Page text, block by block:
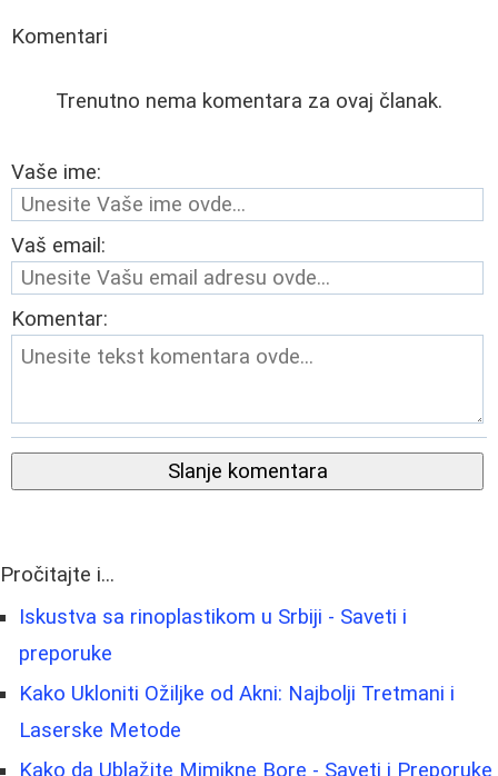
Komentari
Trenutno nema komentara za ovaj članak.
Vaše ime:
Vaš email:
Komentar:
Slanje komentara
Pročitajte i...
Iskustva sa rinoplastikom u Srbiji - Saveti i
preporuke
Kako Ukloniti Ožiljke od Akni: Najbolji Tretmani i
Laserske Metode
Kako da Ublažite Mimikne Bore - Saveti i Preporuke